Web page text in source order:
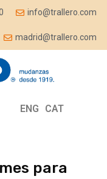
info@trallero.com
madrid@trallero.com
ENG CAT
para